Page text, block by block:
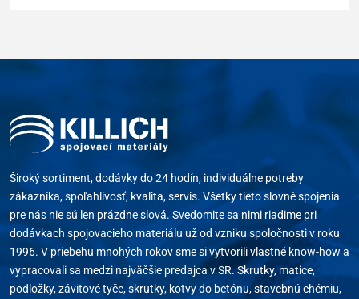
Široký sortiment, dodávky do 24 hodín, individuálne potreby
zákazníka, spoľahlivosť, kvalita, servis. Všetky tieto slovné spojenia
pre nás nie sú len prázdne slová. Svedomite sa nimi riadime pri
dodávkach spojovacieho materiálu už od vzniku spoločnosti v roku
1996. V priebehu mnohých rokov sme si vytvorili vlastné know-how a
vypracovali sa medzi najväčšie predajca v SR. Skrutky, matice,
podložky, závitové tyče, skrutky, kotvy do betónu, stavebnú chémiu,